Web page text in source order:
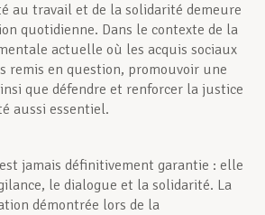
au travail et de la solidarité demeure
quotidienne. Dans le contexte de la
actuelle où les acquis sociaux
remis en question, promouvoir une
que défendre et renforcer la justice
aussi essentiel.
jamais définitivement garantie : elle
le dialogue et la solidarité. La
démontrée lors de la